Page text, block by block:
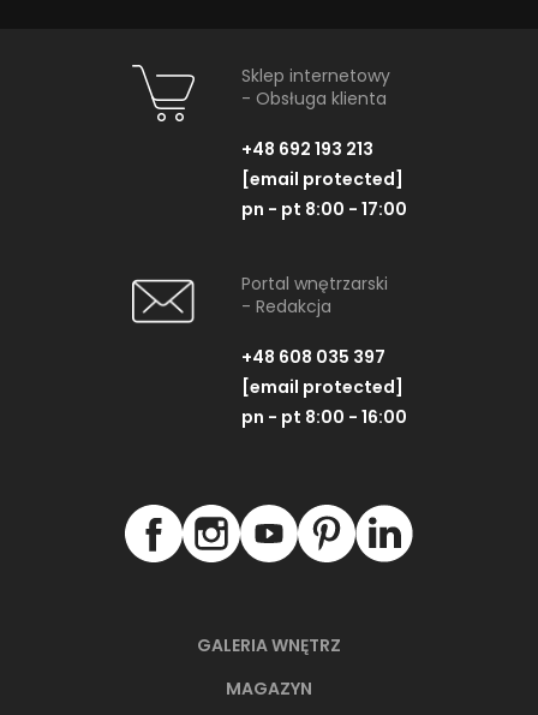
GALERIA WNĘTRZ
MAGAZYN
Sklep internetowy
- Obsługa klienta
+48 692 193 213
[email protected]
pn - pt 8:00 - 17:00
Portal wnętrzarski
- Redakcja
+48 608 035 397
[email protected]
pn - pt 8:00 - 16:00